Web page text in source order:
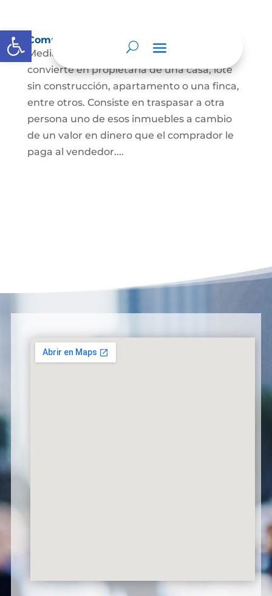
Abrir barra de herramientas
Compraventa de inmuebles
Mediante este contrato, una persona se
convierte en propietaria de una casa, lote
sin construcción, apartamento o una finca,
entre otros. Consiste en traspasar a otra
persona uno de esos inmuebles a cambio
de un valor en dinero que el comprador le
paga al vendedor....